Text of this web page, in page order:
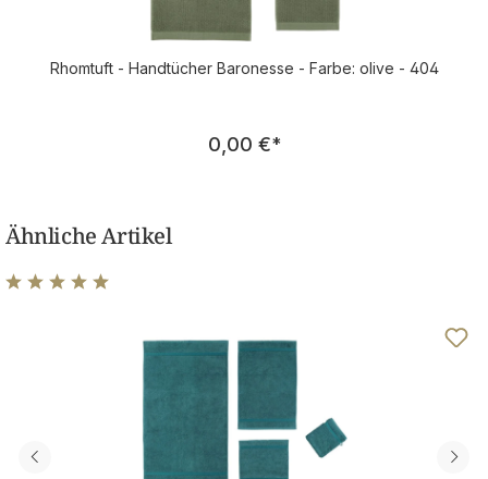
Rhomtuft - Handtücher Baronesse - Farbe: olive - 404
Regulärer Preis:
0,00 €*
Ähnliche Artikel